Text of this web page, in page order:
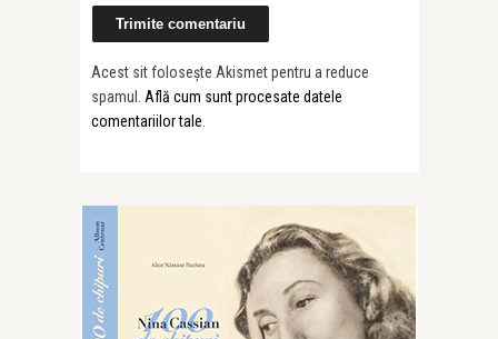
Acest sit folosește Akismet pentru a reduce
spamul. Află cum sunt procesate datele
comentariilor tale